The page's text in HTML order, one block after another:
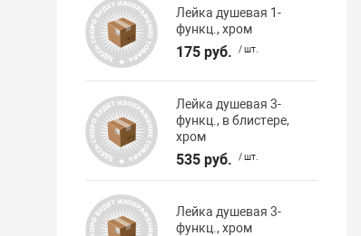
Лейка душевая 1-
функц., хром
175 руб. / шт.
Лейка душевая 3-
функц., в блистере,
хром
535 руб. / шт.
Лейка душевая 3-
функц., хром